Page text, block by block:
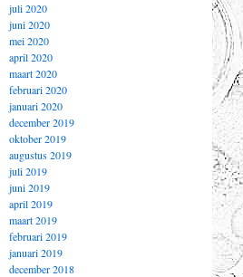
juli 2020
juni 2020
mei 2020
april 2020
maart 2020
februari 2020
januari 2020
december 2019
oktober 2019
augustus 2019
juli 2019
juni 2019
april 2019
maart 2019
februari 2019
januari 2019
december 2018